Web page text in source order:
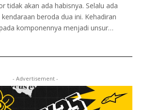
tidak akan ada habisnya. Selalu ada
beroda dua ini. Kehadiran
komponennya menjadi unsur…
- Advertisement -